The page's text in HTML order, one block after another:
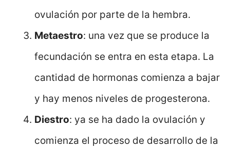
ovulación por parte de la hembra.
Metaestro: una vez que se produce la
fecundación se entra en esta etapa. La
cantidad de hormonas comienza a bajar
y hay menos niveles de progesterona.
Diestro: ya se ha dado la ovulación y
comienza el proceso de desarrollo de la